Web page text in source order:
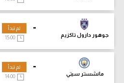
-
جوهور دارول تاكزيم
لم تبدأ
15:00
-
مانشستر سيتي
لم تبدأ
14:00